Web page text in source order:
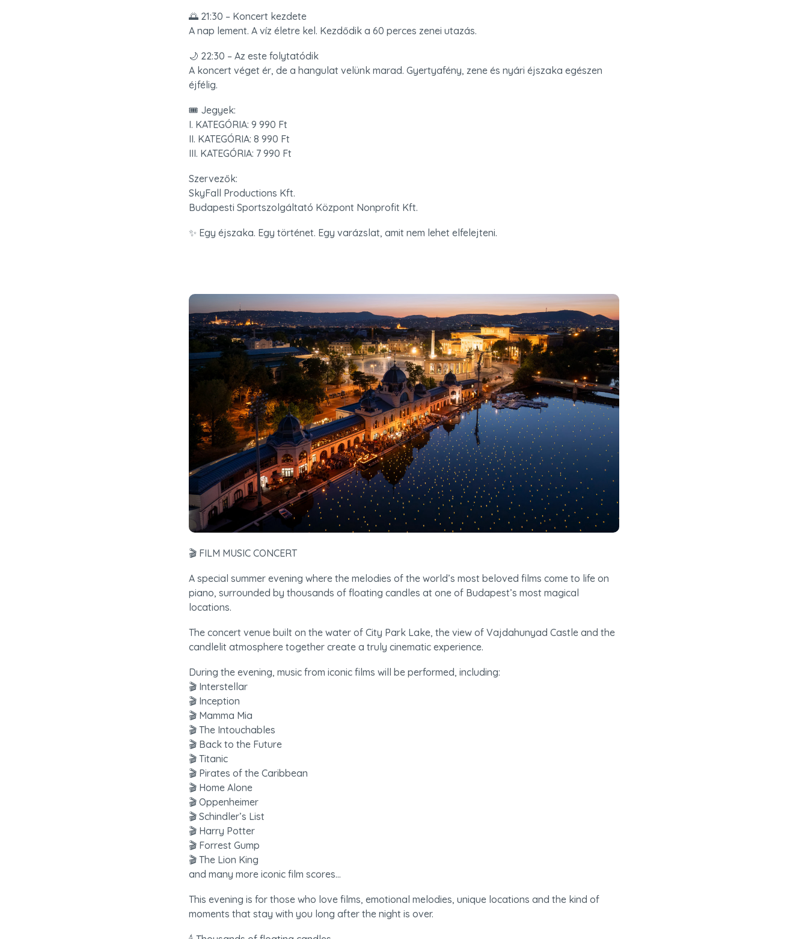
🌅 21:30 – Koncert kezdete
A nap lement. A víz életre kel. Kezdődik a 60 perces zenei utazás.
🌙 22:30 – Az este folytatódik
A koncert véget ér, de a hangulat velünk marad. Gyertyafény, zene és nyári éjszaka egészen
éjfélig.
🎟️ Jegyek:
I. KATEGÓRIA: 9 990 Ft
II. KATEGÓRIA: 8 990 Ft
III. KATEGÓRIA: 7 990 Ft
Szervezők:
SkyFall Productions Kft.
Budapesti Sportszolgáltató Központ Nonprofit Kft.
✨ Egy éjszaka. Egy történet. Egy varázslat, amit nem lehet elfelejteni.
🎬 FILM MUSIC CONCERT
A special summer evening where the melodies of the world’s most beloved films come to life on
piano, surrounded by thousands of floating candles at one of Budapest’s most magical
locations.
The concert venue built on the water of City Park Lake, the view of Vajdahunyad Castle and the
candlelit atmosphere together create a truly cinematic experience.
During the evening, music from iconic films will be performed, including:
🎬 Interstellar
🎬 Inception
🎬 Mamma Mia
🎬 The Intouchables
🎬 Back to the Future
🎬 Titanic
🎬 Pirates of the Caribbean
🎬 Home Alone
🎬 Oppenheimer
🎬 Schindler’s List
🎬 Harry Potter
🎬 Forrest Gump
🎬 The Lion King
and many more iconic film scores...
This evening is for those who love films, emotional melodies, unique locations and the kind of
moments that stay with you long after the night is over.